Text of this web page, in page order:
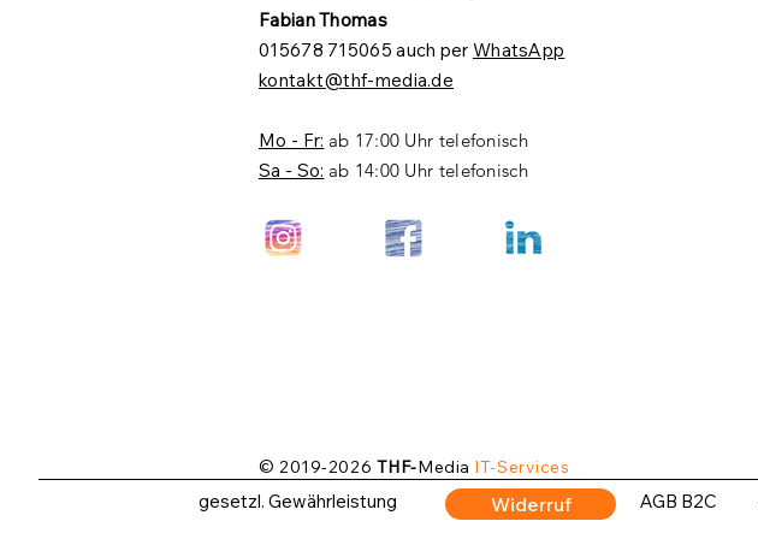
Fabian Thomas
015678 715065 auch per WhatsApp
kontakt@thf-media.de
Mo - Fr: ab 17:00 Uhr telefonisch
Sa - So: ab 14:00 Uhr telefonisch
© 2019-2026 THF-Media IT-Services
gesetzl. Gewährleistung Widerruf AGB B2C